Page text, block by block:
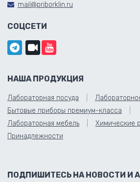
mail@priborklin.ru
СОЦСЕТИ
НАША ПРОДУКЦИЯ
Лабораторная посуда
Бытовые приборы премиум-класса
Лабораторная мебель
Химические
Принадлежности
ПОДПИШИТЕСЬ НА НОВОСТИ И